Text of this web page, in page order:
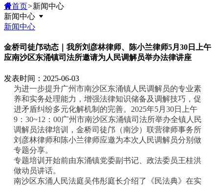
首页>新闻中心
新闻中心
新闻中心
金桥司徒邝动态｜我所刘彦林律师、陈小兰律师5月30日上午
应南沙区东涌镇司法所邀请为人民调解员举办法律讲座
发表时间：2025-06-03
为进一步提升广州市南沙区东涌镇人民调解员的专业素
养和实务处理能力，增强法律知识储备及调解技巧，促
进矛盾纠纷多元化解机制的完善。2025年5月30日上午
9：30~12：00广州市南沙区东涌镇司法所举办全镇人民
调解员法律培训，金桥司徒邝（南沙）联营律师事务所
刘彦林律师和陈小兰律师应邀为本次人民调解员分别做
专题分享。
专题培训开始前由东涌镇党委副书记、政法委员王桂洪
做动员讲话。
南沙区东涌人民法庭吴伟彤庭长介绍了《民法典》在实